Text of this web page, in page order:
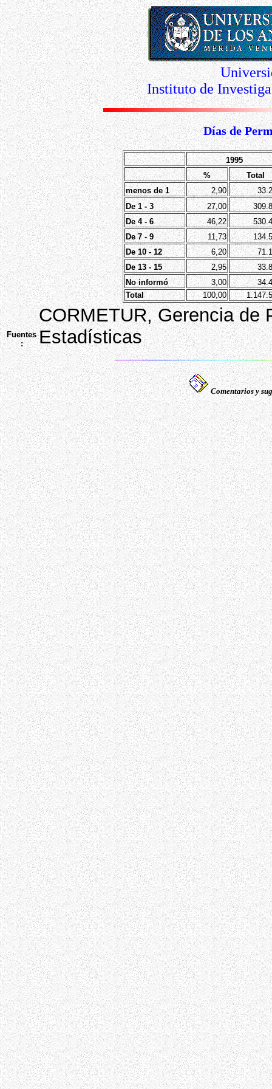
Instituto de
Días de
1995
%
Total
menos de 1
2,90
De 1 - 3
27,00
De 4 - 6
46,22
De 7 - 9
11,73
De 10 - 12
6,20
De 13 - 15
2,95
No informó
3,00
Total
100,00
Fuentes
:
CORMETUR, Gerencia de
Estadísticas
Comentarios y